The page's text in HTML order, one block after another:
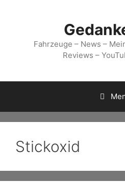
Fahrzeuge – News –
Reviews –
Stickoxid